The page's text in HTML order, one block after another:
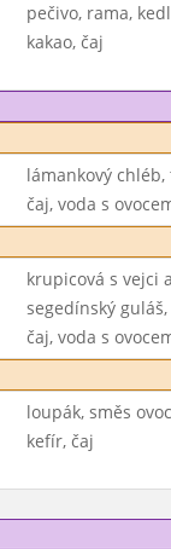
pečivo, rama,
kakao, čaj
lámankový
čaj, voda s
krupicová s vejci
segedínský
čaj, voda s
loupák, směs
kefír, čaj